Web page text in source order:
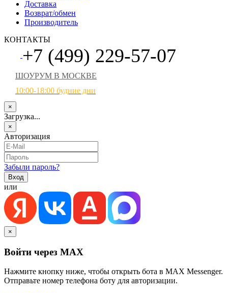
Доставка
Возврат/обмен
Производитель
КОНТАКТЫ
+7 (499) 229-57-07
ШОУРУМ В МОСКВЕ
10:00-18:00 будние дни
×
Загрузка...
×
Авторизация
Забыли пароль?
или
×
Войти через MAX
Нажмите кнопку ниже, чтобы открыть бота в MAX Messenger.
Отправьте номер телефона боту для авторизации.